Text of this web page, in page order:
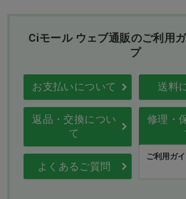
Ciモール ウェブ通販のご利用
プ
お支払いについて 送料
返品・交換につい
て
修理・
よくあるご質問
ご利用ガ